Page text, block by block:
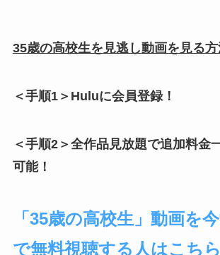
35歳の高校生を見逃し動画を見る
＜手順1＞Huluに会員登録！
＜手順2＞全作品見放題で追加料金
可能！
「35歳の高校生」動画を
で無料視聴する人はこちら